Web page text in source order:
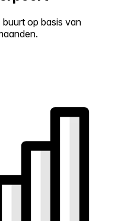
op basis van